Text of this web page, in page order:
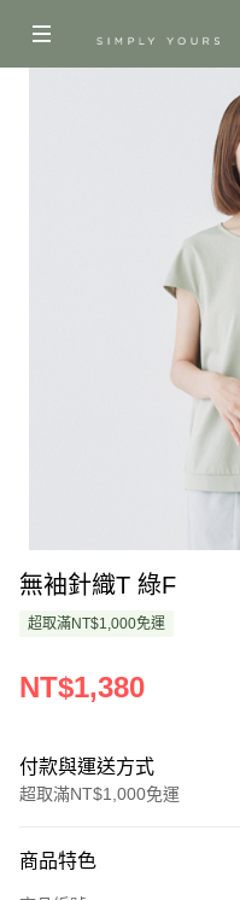
無袖針織T 綠F
超取滿NT$1,000免運
NT$1,380
付款與運送方式
超取滿NT$1,000免運
信用卡一次付款
商品特色